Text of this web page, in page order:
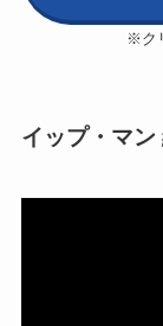
※ク
イップ・マン